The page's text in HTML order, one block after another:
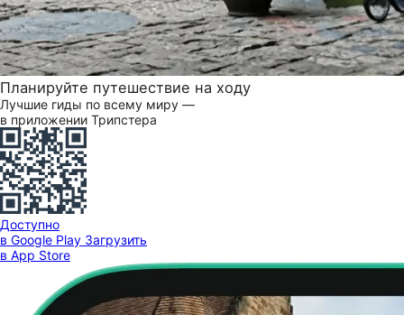
Планируйте путешествие на ходу
Лучшие гиды по всему миру —
в приложении Трипстера
Доступно
в Google Play Загрузить
в App Store